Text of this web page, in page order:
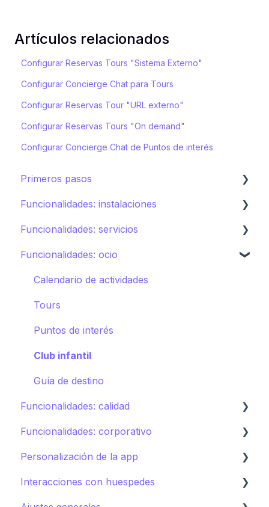
Artículos relacionados
Configurar Reservas Tours "Sistema Externo"
Configurar Concierge Chat para Tours
Configurar Reservas Tour "URL externo"
Configurar Reservas Tours "On demand"
Configurar Concierge Chat de Puntos de interés
Primeros pasos
Ecosistema de STAY
Cómo crear tu hotel en STAY
Funcionalidades: instalaciones
Restaurantes
Spa
Deportes
Piscinas
Tiendas
Directorio
Otras Instalaciones
Funcionalidades: servicios
Servicio de habitaciones
Lavandería
Incidencias, Housekeeping y Amenities
Otros servicios
Funcionalidades: ocio
Calendario de actividades
Tours
Puntos de interés
Club infantil
Guía de destino
Funcionalidades: calidad
Instant feedback
Insights: Analítica
Funcionalidades: corporativo
Control de marca
Contenido
Personalización de la app
Cómo editar la app para huéspedes
Interacciones con huespedes